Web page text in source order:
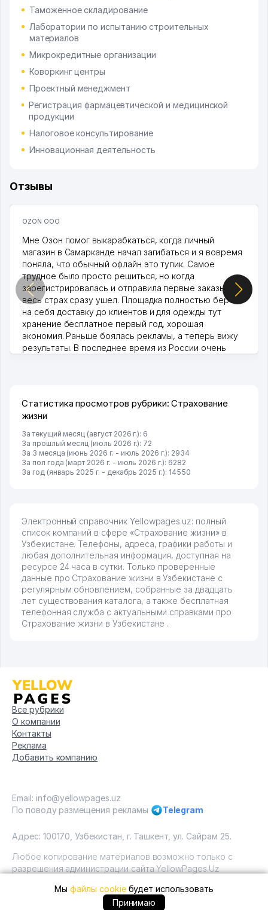
Таможенное складирование
Лаборатории по испытанию строительных
материалов
Микрокредитные организации
Коворкинг центры
Проектный менеджмент
Регистрация фармацевтической и медицинской
продукции
Налоговое консультирование
Инновационная деятельность
Отзывы
OZON ООО
Мне Озон помог выкарабкаться, когда личный
магазин в Самарканде начал загибаться и я вовремя
поняла, что обычный офлайн это тупик. Самое
трудное было просто решиться, но когда
зарегистрировалась и отправила первые заказы,
весь страх сразу ушел. Площадка полностью берет
на себя доставку до клиентов и для одежды тут
хранение бесплатное первый год, хорошая
экономия. Раньше боялась рекламы, а теперь вижу
результаты. В последнее время из России очень
Статистика просмотров рубрики: Страхование
жизни
За текущий месяц (август 2026 г.): 6
За прошлый месяц (июль 2026 г.): 72
За 3 месяца (июнь 2026 г. - июль 2026 г.): 2934
За пол года (март 2026 г. - июль 2026 г.): 6282
За год (январь 2025 г. - декабрь 2025 г.): 14550
Электронный справочник Yellowpages.uz: полный
список компаний в сфере «Страхование жизни» в
Узбекистане. Телефоны, адреса, графики работы и
любая дополнительная информация, доступная на
ресурсе 24 часа в сутки. Только проверенные
данные про Страхование жизни в Узбекистане с
регулярным обновлением, собранные за двадцать
лет существования каталога, а также бесплатная
телефонная служба с актуальными справками про
Страхование жизни в Узбекистане .
Все рубрики
О компании
Контакты
Реклама
Добавить компанию
Email: info@yellowpages.uz
По поводу размещения рекламы
Telegram
Адрес: 100170, Узбекистан, г. Ташкент, ул. Сайрам 25.
Любое копирование материалов возможно только с
разрешения администрации сайта YellowPages.Uz
Copyright © Yellow Pages Uzbekistan, 2009 - 2026 / ООО
"Yellow Pages". Все права защищены All rights reserved.
Мыфайлы cookieбудет использовать
Принимаю